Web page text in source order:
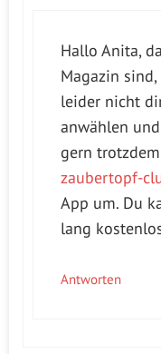
Hallo Anita,
Magazin
leider nicht
anwählen
gern
zaubertopf-
App um. Du
lang
Antworten